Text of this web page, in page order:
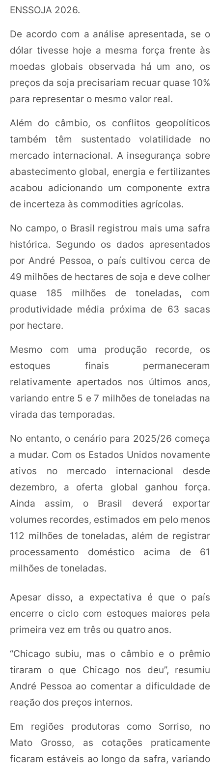
ENSSOJA 2026.
De acordo com a análise apresentada, se o
dólar tivesse hoje a mesma força frente às
moedas globais observada há um ano, os
preços da soja precisariam recuar quase 10%
para representar o mesmo valor real.
Além do câmbio, os conflitos geopolíticos
também têm sustentado volatilidade no
mercado internacional. A insegurança sobre
abastecimento global, energia e fertilizantes
acabou adicionando um componente extra
de incerteza às commodities agrícolas.
No campo, o Brasil registrou mais uma safra
histórica. Segundo os dados apresentados
por André Pessoa, o país cultivou cerca de
49 milhões de hectares de soja e deve colher
quase 185 milhões de toneladas, com
produtividade média próxima de 63 sacas
por hectare.
Mesmo com uma produção recorde, os
estoques finais permaneceram
relativamente apertados nos últimos anos,
variando entre 5 e 7 milhões de toneladas na
virada das temporadas.
No entanto, o cenário para 2025/26 começa
a mudar. Com os Estados Unidos novamente
ativos no mercado internacional desde
dezembro, a oferta global ganhou força.
Ainda assim, o Brasil deverá exportar
volumes recordes, estimados em pelo menos
112 milhões de toneladas, além de registrar
processamento doméstico acima de 61
milhões de toneladas.
Apesar disso, a expectativa é que o país
encerre o ciclo com estoques maiores pela
primeira vez em três ou quatro anos.
“Chicago subiu, mas o câmbio e o prêmio
tiraram o que Chicago nos deu”, resumiu
André Pessoa ao comentar a dificuldade de
reação dos preços internos.
Em regiões produtoras como Sorriso, no
Mato Grosso, as cotações praticamente
ficaram estáveis ao longo da safra, variando